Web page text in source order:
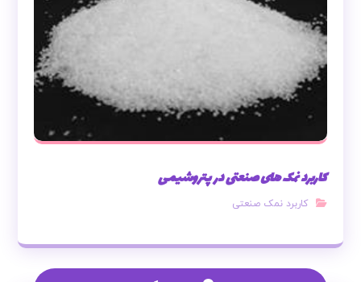
کاربرد نمک های صنعتی در پتروشیمی
کاربرد نمک صنعتی